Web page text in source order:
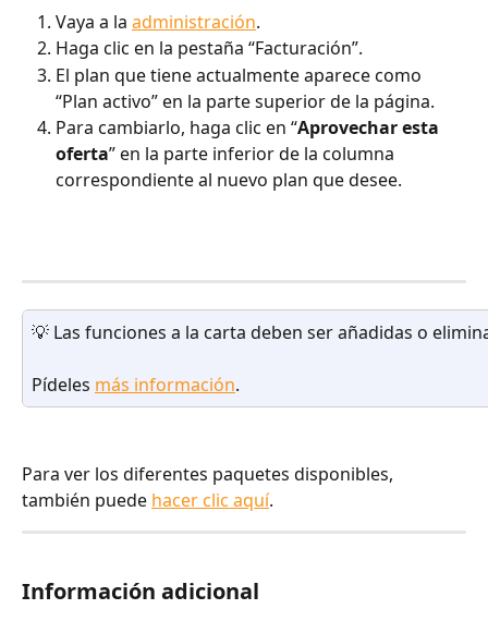
Vaya a la administración.
Haga clic en la pestaña “Facturación”.
El plan que tiene actualmente aparece como
“Plan activo” en la parte superior de la página.
Para cambiarlo, haga clic en “Aprovechar esta
oferta” en la parte inferior de la columna
correspondiente al nuevo plan que desee.
💡 Las funciones a la carta deben ser añadidas o
Pídeles más información.
Para ver los diferentes paquetes disponibles,
también puede hacer clic aquí.
Información adicional